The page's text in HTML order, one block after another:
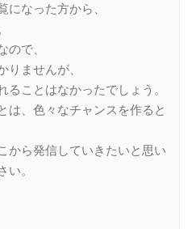
になった方から、
ので、
りませんが、
ことはなかったでしょう。
は、色々なチャンスを作ると
から発信していきたいと思い
い。